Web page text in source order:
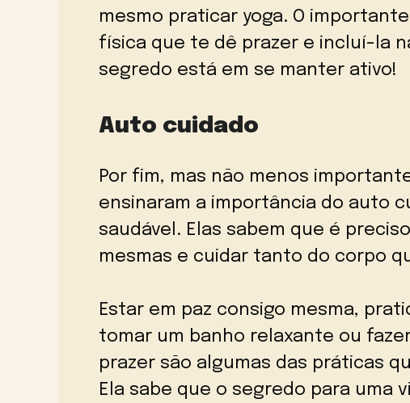
mesmo praticar yoga. O
física que te dê prazer e incluí-la
segredo está em se manter ativo!
Auto cuidado
Por fim, mas não menos
ensinaram a importância do auto
saudável. Elas sabem que é
mesmas e cuidar tanto do corpo
Estar em paz consigo mesma,
tomar um banho relaxante ou
prazer são algumas das práticas
Ela sabe que o segredo para uma